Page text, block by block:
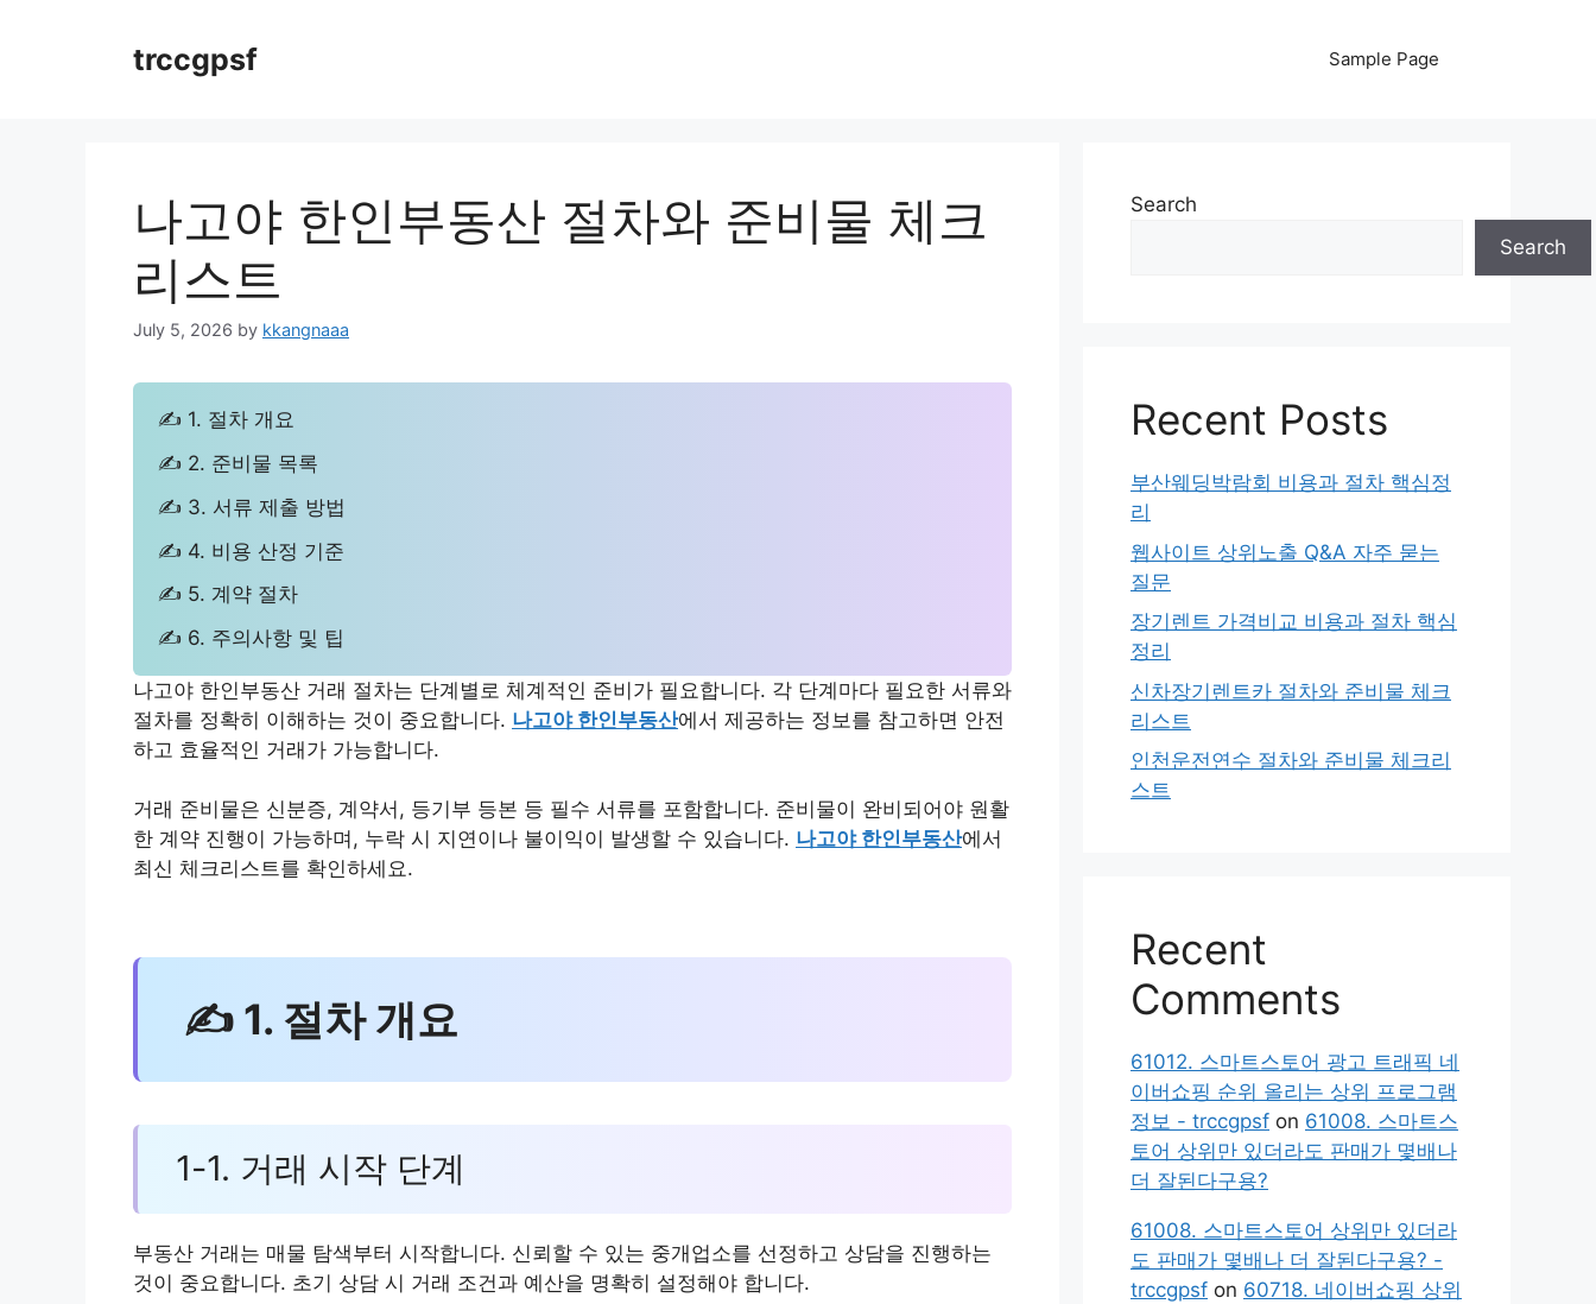
trccgpsf Sample Page
나고야 한인부동산 절차와 준비물 체크
리스트
July 5, 2026 by kkangnaaa
✍ 1. 절차 개요
✍ 2. 준비물 목록
✍ 3. 서류 제출 방법
✍ 4. 비용 산정 기준
✍ 5. 계약 절차
✍ 6. 주의사항 및 팁
나고야 한인부동산 거래 절차는 단계별로 체계적인 준비가 필요합니다. 각 단계마다 필요한 서류와
절차를 정확히 이해하는 것이 중요합니다. 나고야 한인부동산에서 제공하는 정보를 참고하면 안전
하고 효율적인 거래가 가능합니다.
거래 준비물은 신분증, 계약서, 등기부 등본 등 필수 서류를 포함합니다. 준비물이 완비되어야 원활
한 계약 진행이 가능하며, 누락 시 지연이나 불이익이 발생할 수 있습니다. 나고야 한인부동산에서
최신 체크리스트를 확인하세요.
✍ 1. 절차 개요
1-1. 거래 시작 단계
부동산 거래는 매물 탐색부터 시작합니다. 신뢰할 수 있는 중개업소를 선정하고 상담을 진행하는
것이 중요합니다. 초기 상담 시 거래 조건과 예산을 명확히 설정해야 합니다.
Search
Search
Recent Posts
부산웨딩박람회 비용과 절차 핵심정
리
웹사이트 상위노출 Q&A 자주 묻는
질문
장기렌트 가격비교 비용과 절차 핵심
정리
신차장기렌트카 절차와 준비물 체크
리스트
인천운전연수 절차와 준비물 체크리
스트
Recent
Comments
61012. 스마트스토어 광고 트래픽 네
이버쇼핑 순위 올리는 상위 프로그램
정보 - trccgpsf on 61008. 스마트스
토어 상위만 있더라도 판매가 몇배나
더 잘된다구용?
61008. 스마트스토어 상위만 있더라
도 판매가 몇배나 더 잘된다구용? -
trccgpsf on 60718. 네이버쇼핑 상위